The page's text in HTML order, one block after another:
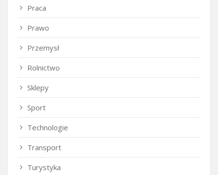
Praca
Prawo
Przemysł
Rolnictwo
Sklepy
Sport
Technologie
Transport
Turystyka